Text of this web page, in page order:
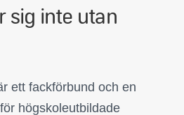
sig inte utan
ett fackförbund och en
högskoleutbildade
3 735